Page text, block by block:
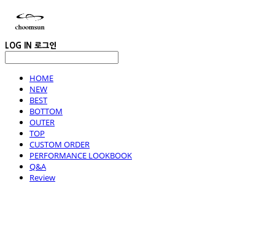
LOG IN 로그인
HOME
NEW
BEST
BOTTOM
OUTER
TOP
CUSTOM ORDER
PERFORMANCE LOOKBOOK
Q&A
Review